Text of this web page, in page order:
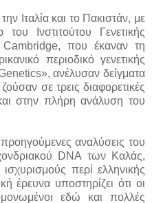
Ιταλία και το Πακιστάν, με
Ινστιτούτου Γενετικής
που έκαναν τη
περιοδικό γενετικής
ανέλυσαν δείγματα
σε τρεις διαφορετικές
στην πλήρη ανάλυση του
προηγούμενες αναλύσεις του
DNA των Καλάς,
περί ελληνικής
έρευνα υποστηρίζει ότι οι
εδώ και πολλές